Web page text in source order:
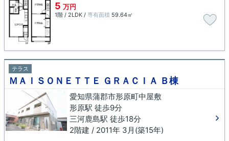
5 万円
1階 / 2LDK / 専有面積 59.64㎡
テラス
ＭＡＩＳＯＮＥＴＴＥ ＧＲＡＣＩＡ Ｂ棟
愛知県蒲郡市形原町中屋敷
形原駅 徒歩9分
三河鹿島駅 徒歩18分
2階建 / 2011年 3月(築15年)